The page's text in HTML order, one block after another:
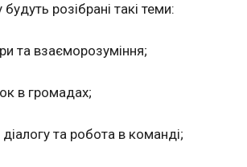
будуть розібрані такі теми:
та взаєморозуміння;
в громадах;
та робота в команді;